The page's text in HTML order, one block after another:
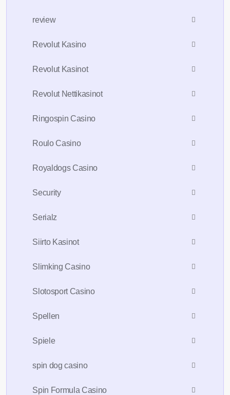
review
Revolut Kasino
Revolut Kasinot
Revolut Nettikasinot
Ringospin Casino
Roulo Casino
Royaldogs Casino
Security
Serialz
Siirto Kasinot
Slimking Casino
Slotosport Casino
Spellen
Spiele
spin dog casino
Spin Formula Casino